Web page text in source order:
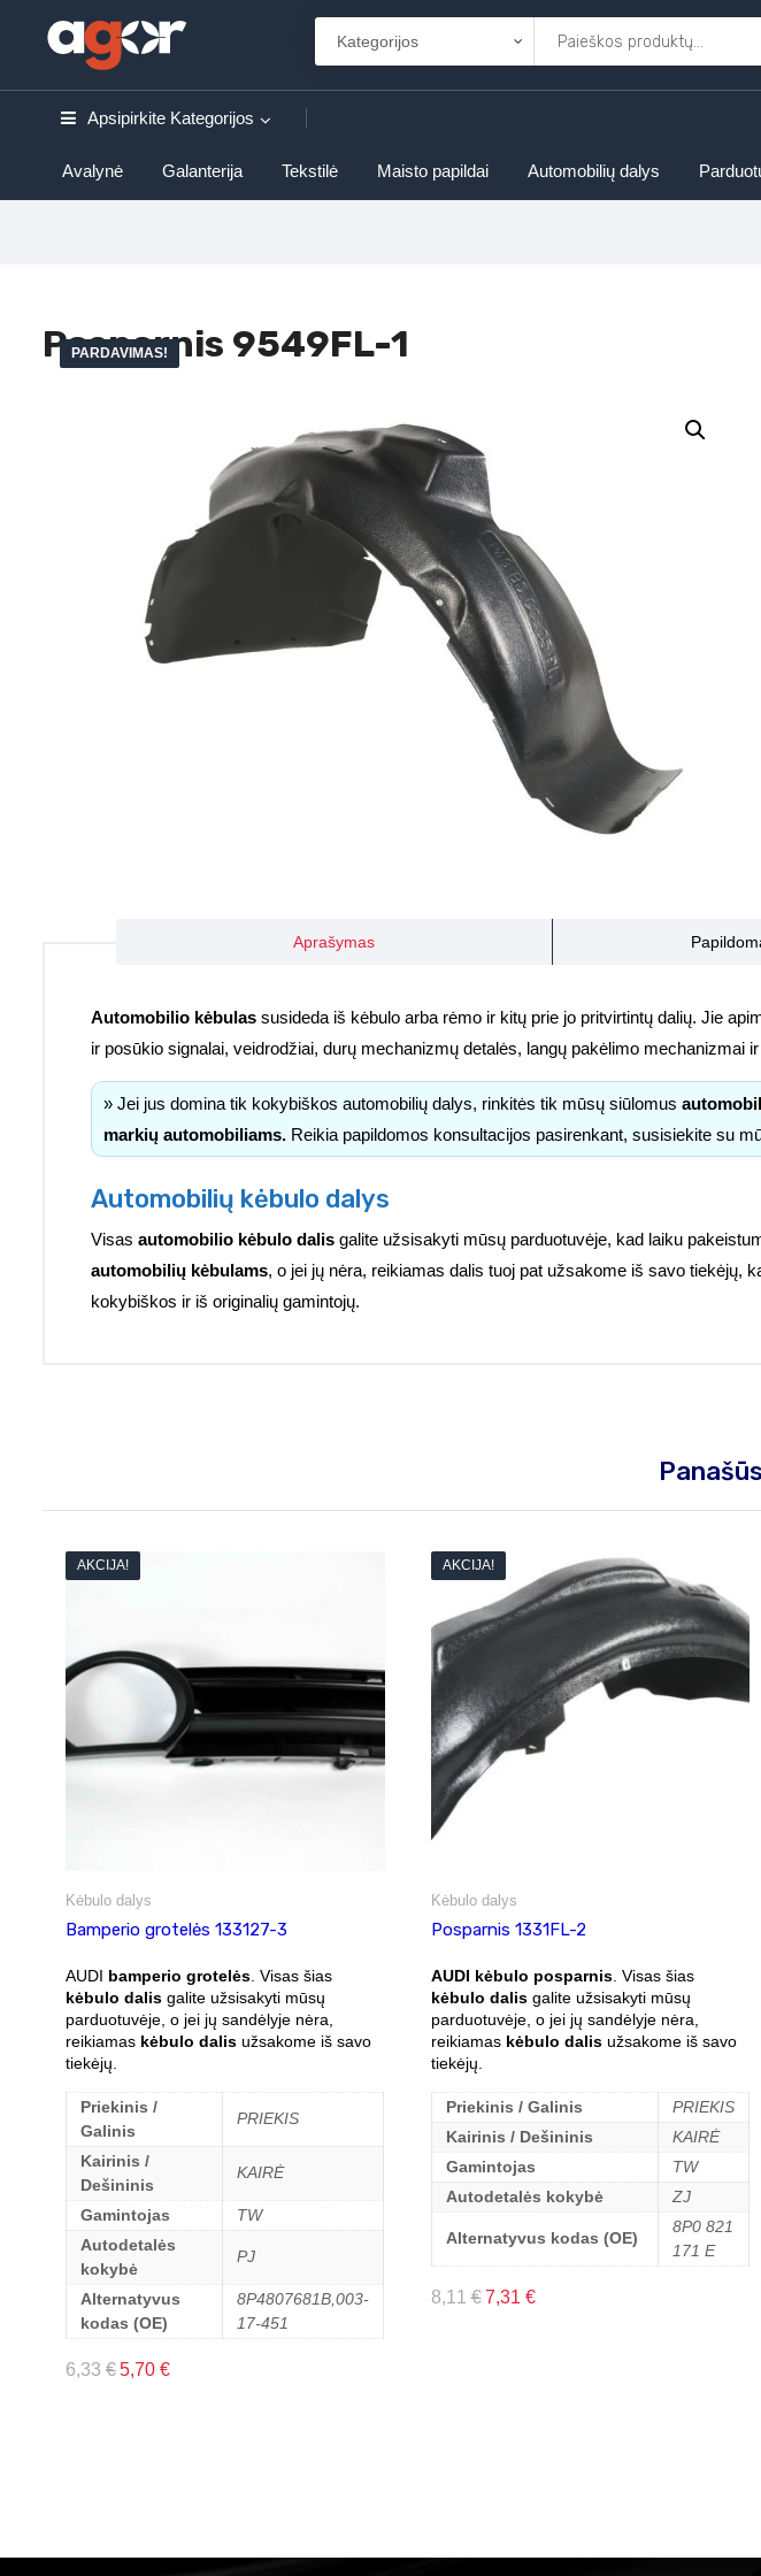
Apsipirkite Kategorijos
Avalynė Galanterija Tekstilė Maisto papildai Automobilių dalys
Posparnis 9549FL-1
PARDAVIMAS!
Aprašymas
Automobilio kėbulas susideda iš kėbulo arba rėmo ir kitų prie jo pritvirtintų dalių. Jie
ir posūkio signalai, veidrodžiai, durų mechanizmų detalės, langų pakėlimo mechanizmai
» Jei jus domina tik kokybiškos automobilių dalys, rinkitės tik mūsų siūlomus
markių automobiliams. Reikia papildomos konsultacijos pasirenkant, susisiekite su
Automobilių kėbulo dalys
Visas automobilio kėbulo dalis galite užsisakyti mūsų parduotuvėje, kad laiku
automobilių kėbulams, o jei jų nėra, reikiamas dalis tuoj pat užsakome iš savo tiekėjų,
kokybiškos ir iš originalių gamintojų.
AKCIJA!
Kėbulo dalys
Bamperio grotelės 133127-3
AUDI bamperio grotelės . Visas šias
kėbulo dalis galite užsisakyti mūsų
parduotuvėje, o jei jų sandėlyje nėra,
reikiamas kėbulo dalis užsakome iš savo
tiekėjų.
Priekinis /
Galinis
PRIEKIS
Kairinis /
Dešininis
KAIRĖ
Gamintojas
TW
Autodetalės
kokybė
PJ
Alternatyvus
kodas (OE)
8P4807681B,003-
17-451
6,33 €5,70 €
AKCIJA!
Kėbulo dalys
Posparnis 1331FL-2
AUDI kėbulo posparnis. Visas šias
kėbulo dalisgalite užsisakyti mūsų
parduotuvėje, o jei jų sandėlyje nėra,
reikiamas kėbulo dalisužsakome iš savo
tiekėjų.
Priekinis / Galinis
PRIEKIS
Kairinis / Dešininis
KAIRĖ
Gamintojas
TW
Autodetalės kokybė
ZJ
Alternatyvus kodas (OE)
8P0 821
171 E
8,11€ 7,31 €